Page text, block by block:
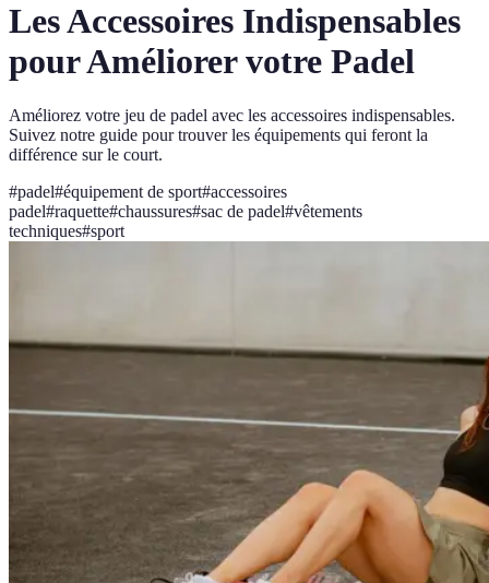
Les Accessoires Indispensables
pour Améliorer votre Padel
Améliorez votre jeu de padel avec les accessoires indispensables.
Suivez notre guide pour trouver les équipements qui feront la
différence sur le court.
#padel#équipement de sport#accessoires
padel#raquette#chaussures#sac de padel#vêtements
techniques#sport